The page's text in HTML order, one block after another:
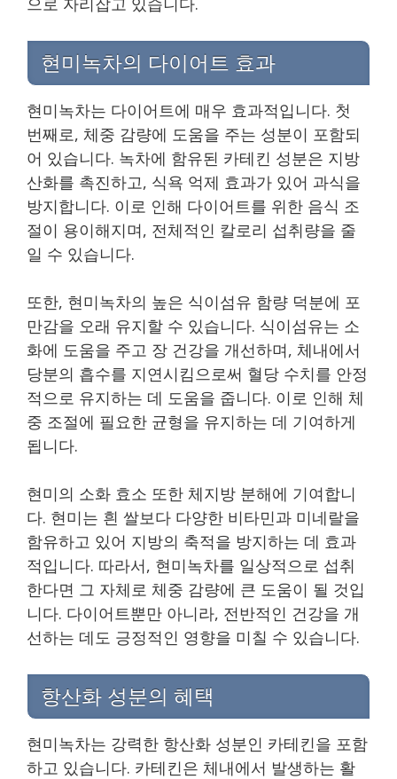
현미녹차의 다이어트 효과
현미녹차는 다이어트에 매우 효과적입니다. 첫
번째로, 체중 감량에 도움을 주는 성분이 포함되
어 있습니다. 녹차에 함유된 카테킨 성분은 지방
산화를 촉진하고, 식욕 억제 효과가 있어 과식을
방지합니다. 이로 인해 다이어트를 위한 음식 조
절이 용이해지며, 전체적인 칼로리 섭취량을 줄
일 수 있습니다.
또한, 현미녹차의 높은 식이섬유 함량 덕분에 포
만감을 오래 유지할 수 있습니다. 식이섬유는 소
화에 도움을 주고 장 건강을 개선하며, 체내에서
당분의 흡수를 지연시킴으로써 혈당 수치를 안정
적으로 유지하는 데 도움을 줍니다. 이로 인해 체
중 조절에 필요한 균형을 유지하는 데 기여하게
됩니다.
현미의 소화 효소 또한 체지방 분해에 기여합니
다. 현미는 흰 쌀보다 다양한 비타민과 미네랄을
함유하고 있어 지방의 축적을 방지하는 데 효과
적입니다. 따라서, 현미녹차를 일상적으로 섭취
한다면 그 자체로 체중 감량에 큰 도움이 될 것입
니다. 다이어트뿐만 아니라, 전반적인 건강을 개
선하는 데도 긍정적인 영향을 미칠 수 있습니다.
항산화 성분의 혜택
현미녹차는 강력한 항산화 성분인 카테킨을 포함
하고 있습니다. 카테킨은 체내에서 발생하는 활